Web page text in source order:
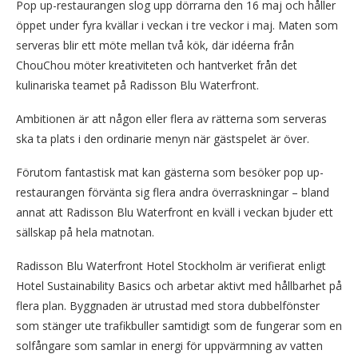
Pop up-restaurangen slog upp dörrarna den 16 maj och håller
öppet under fyra kvällar i veckan i tre veckor i maj. Maten som
serveras blir ett möte mellan två kök, där idéerna från
ChouChou möter kreativiteten och hantverket från det
kulinariska teamet på Radisson Blu Waterfront.
Ambitionen är att någon eller flera av rätterna som serveras
ska ta plats i den ordinarie menyn när gästspelet är över.
Förutom fantastisk mat kan gästerna som besöker pop up-
restaurangen förvänta sig flera andra överraskningar – bland
annat att Radisson Blu Waterfront en kväll i veckan bjuder ett
sällskap på hela matnotan.
Radisson Blu Waterfront Hotel Stockholm är verifierat enligt
Hotel Sustainability Basics och arbetar aktivt med hållbarhet på
flera plan. Byggnaden är utrustad med stora dubbelfönster
som stänger ute trafikbuller samtidigt som de fungerar som en
solfångare som samlar in energi för uppvärmning av vatten